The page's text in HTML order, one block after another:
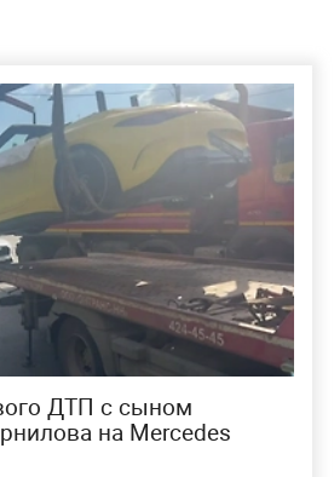
ДТП с сыном
на Mercedes